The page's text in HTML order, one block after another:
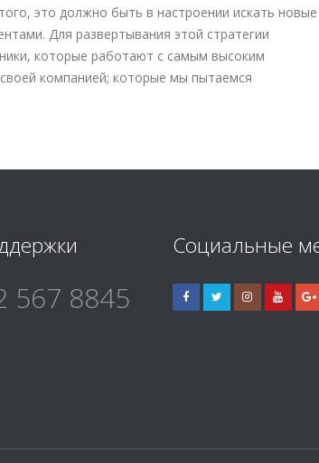
это должно быть в настроении искать новые
Для развертывания этой стратегии
которые работают с самым высоким
компанией; которые мы пытаемся
567 8845
Социальные